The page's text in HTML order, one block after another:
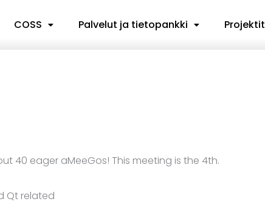
COSS Palvelut ja tietopankki Projektit
40 eager aMeeGos! This meeting is the 4th.
Qt related